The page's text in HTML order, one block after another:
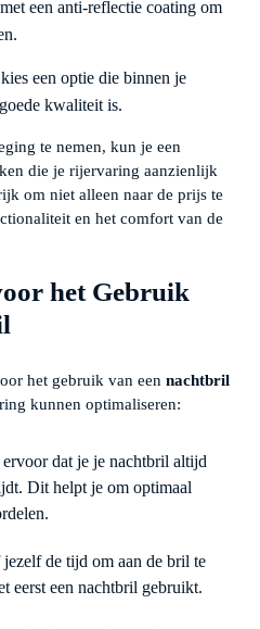
een anti-reflectie coating om
een optie die binnen je
kwaliteit is.
te nemen, kun je een
die je rijervaring aanzienlijk
om niet alleen naar de prijs te
en het comfort van de
het Gebruik
het gebruik van een nachtbril
kunnen optimaliseren:
dat je je nachtbril altijd
Dit helpt je om optimaal
jezelf de tijd om aan de bril te
eerst een nachtbril gebruikt.